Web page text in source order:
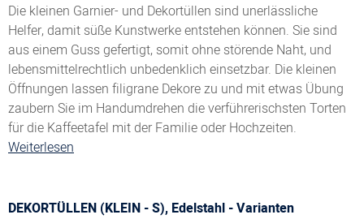
Die kleinen Garnier- und Dekortüllen sind unerlässliche
Helfer, damit süße Kunstwerke entstehen können. Sie sind
aus einem Guss gefertigt, somit ohne störende Naht, und
lebensmittelrechtlich unbedenklich einsetzbar. Die kleinen
Öffnungen lassen filigrane Dekore zu und mit etwas Übung
zaubern Sie im Handumdrehen die verführerischsten Torten
für die Kaffeetafel mit der Familie oder Hochzeiten.
Weiterlesen
DEKORTÜLLEN (KLEIN - S), Edelstahl - Varianten